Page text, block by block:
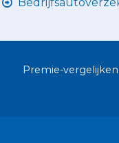
Premie-